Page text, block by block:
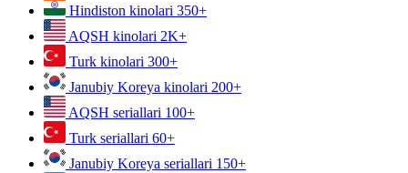
Hindiston kinolari 350+
AQSH kinolari 2K+
Turk kinolari 300+
Janubiy Koreya kinolari 200+
AQSH seriallari 100+
Turk seriallari 60+
Janubiy Koreya seriallari 150+